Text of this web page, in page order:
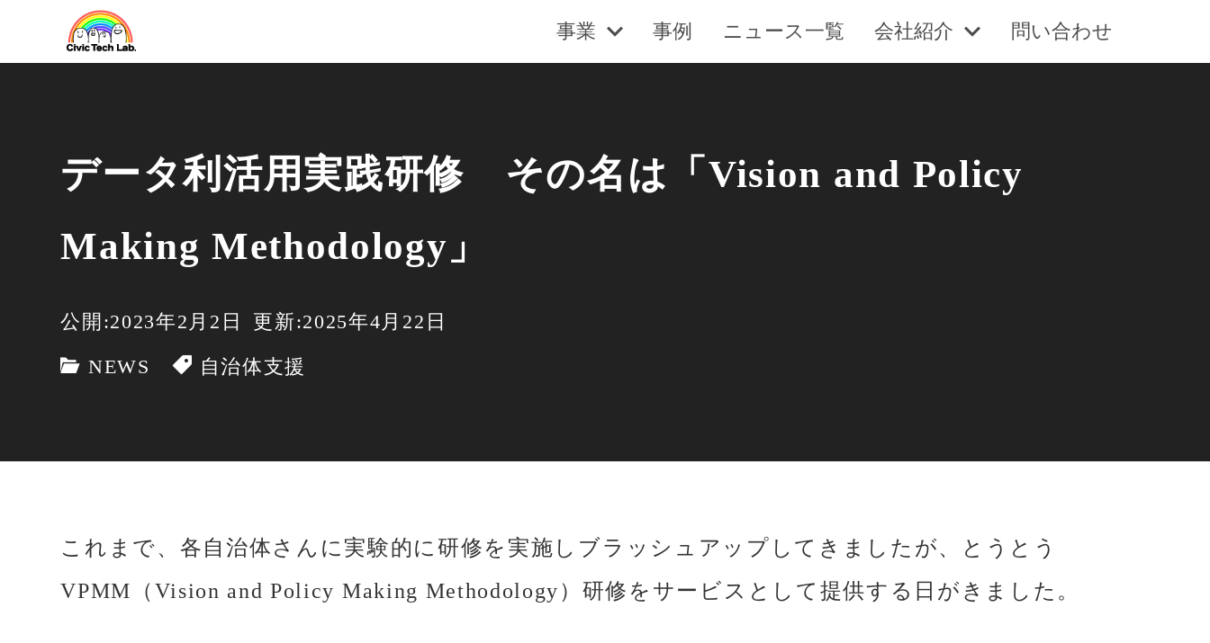
事業 事例 ニュース一覧 会社紹介 問い合わせ
データ利活用実践研修 その名は「Vision and Policy
Making Methodology」
公開:2023年2月2日 更新:2025年4月22日
NEWS 自治体支援
これまで、各自治体さんに実験的に研修を実施しブラッシュアップしてきましたが、とうとう
VPMM（Vision and Policy Making Methodology）研修をサービスとして提供する日がきました。